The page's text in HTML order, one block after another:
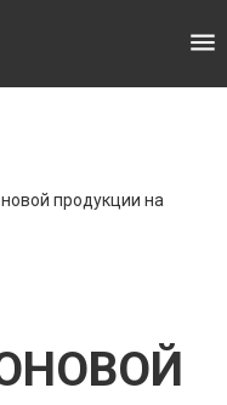
menu
продукции на